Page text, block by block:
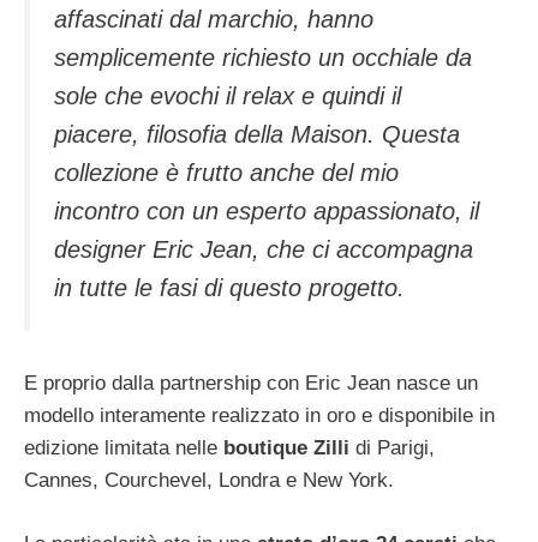
affascinati dal marchio, hanno
semplicemente richiesto un occhiale da
sole che evochi il relax e quindi il
piacere, filosofia della Maison. Questa
collezione è frutto anche del mio
incontro con un esperto appassionato, il
designer Eric Jean, che ci accompagna
in tutte le fasi di questo progetto.
E proprio dalla partnership con Eric Jean nasce un
modello interamente realizzato in oro e disponibile in
edizione limitata nelle boutique Zilli di Parigi,
Cannes, Courchevel, Londra e New York.